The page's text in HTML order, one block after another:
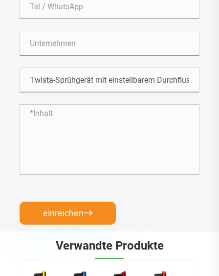
einreichen
Verwandte Produkte